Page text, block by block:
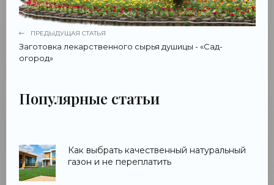
ПРЕДЫДУЩАЯ СТАТЬЯ
Заготовка лекарственного сырья душицы - «Сад-
огород»
Популярные статьи
Как выбрать качественный натуральный
газон и не переплатить